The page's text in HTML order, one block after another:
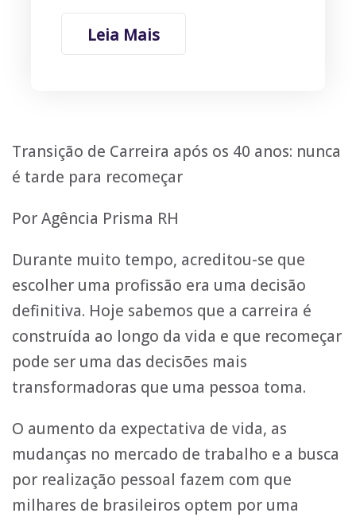
Leia Mais
Transição de Carreira após os 40 anos: nunca
é tarde para recomeçar
Por Agência Prisma RH
Durante muito tempo, acreditou-se que
escolher uma profissão era uma decisão
definitiva. Hoje sabemos que a carreira é
construída ao longo da vida e que recomeçar
pode ser uma das decisões mais
transformadoras que uma pessoa toma.
O aumento da expectativa de vida, as
mudanças no mercado de trabalho e a busca
por realização pessoal fazem com que
milhares de brasileiros optem por uma